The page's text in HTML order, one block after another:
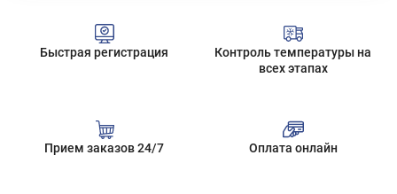
Сколько стоит доставка?
Все вопросы
Быстрая регистрация
Контроль температуры на
всех этапах
Прием заказов 24/7 Оплата онлайн